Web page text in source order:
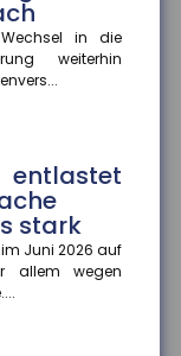
in die
weiterhin
stark
Juni 2026 auf
allem wegen
nur
In mehr als
muss
nicht